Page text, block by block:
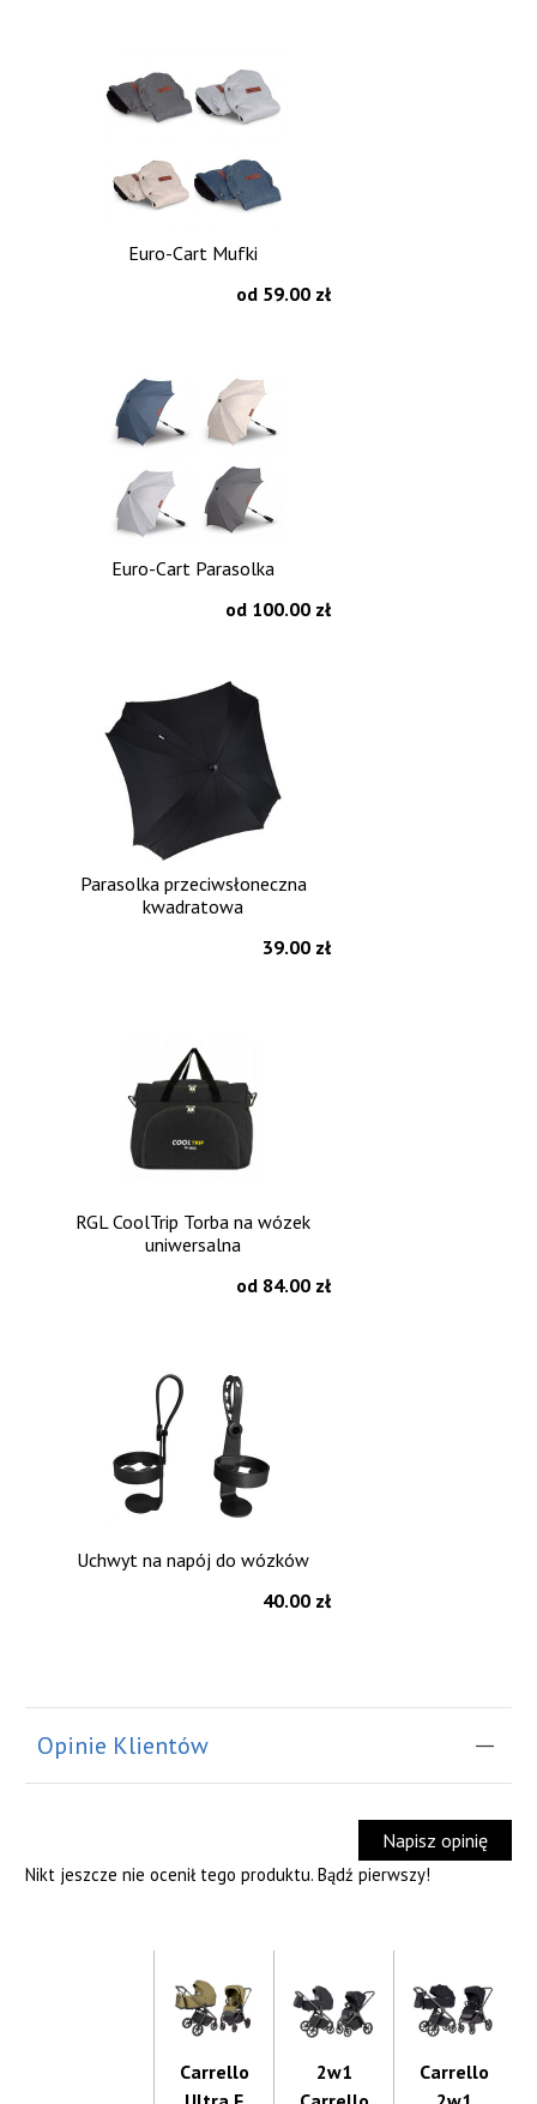
Euro-Cart Mufki
od 59.00 zł
Euro-Cart Parasolka
od 100.00 zł
Parasolka przeciwsłoneczna
kwadratowa
39.00 zł
RGL CoolTrip Torba na wózek
uniwersalna
od 84.00 zł
Uchwyt na napój do wózków
40.00 zł
Opinie Klientów
Napisz opinię
Nikt jeszcze nie ocenił tego produktu. Bądź pierwszy!
Carrello
2w1
Carrello